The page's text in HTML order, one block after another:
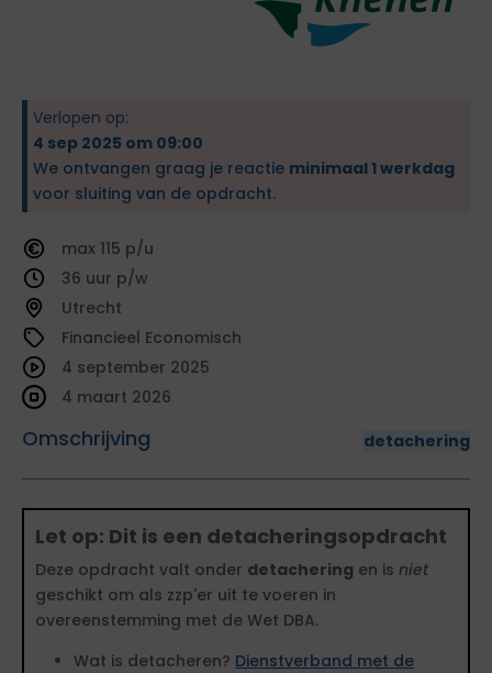
Verlopen op:
4 sep 2025 om 09:00
We ontvangen graag je reactie minimaal 1 werkdag
voor sluiting van de opdracht.
115
36
Utrecht
Financieel Economisch
Omschrijving detachering
4 september 2025
4 maart 2026
Let op: Dit is een detacheringsopdracht
Deze opdracht valt onder detachering en is niet
geschikt om als zzp'er uit te voeren in
overeenstemming met de Wet DBA.
Wat is detacheren? Dienstverband met de